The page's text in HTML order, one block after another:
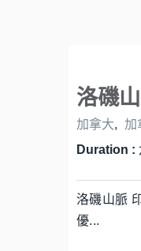
洛磯
加拿大, 加
Duration :
洛磯山脈
優...